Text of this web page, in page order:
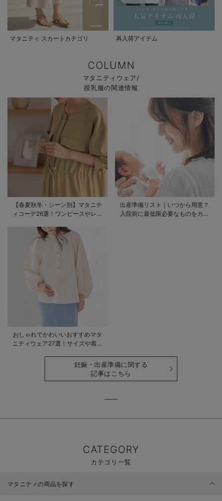
マタニティ スカートカテゴリ 再入荷アイテム
COLUMN
マタニティウェア/
授乳服の関連情報
【春夏秋冬・シーン別】マタニテ
ィコーデ26選！ワンピースやレギ
出産準備リスト｜いつから用意？
入院前に最低限必要なものをカテ
おしゃれでかわいいおすすめマタ
ニティウェア27選！サイズや着る
妊娠・出産準備に関する
記事はこちら
CATEGORY
カテゴリ一覧
マタニティの商品を探す